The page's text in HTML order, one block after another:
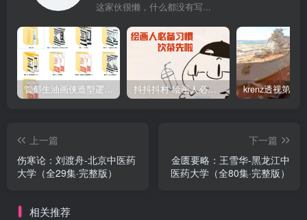
这家伙很懒，什么都没有写...
管郁生油画侠造型逻辑班第一期2019年5月【高清不缺课】 抖抖抖村 绘画人必备习惯2020【画质不错】
上一篇
伤寒论：刘渡舟-北京中医药
大学（全29集·完整版）
下一篇
金匮要略：王雪华-黑龙江中
医药大学（全80集·完整版）
相关推荐